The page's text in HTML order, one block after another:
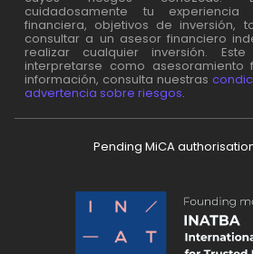
cuidadosamente tu experiencia
financiera, objetivos de inversión,
consultar a un asesor financiero
realizar cualquier inversión.
interpretarse como asesoramiento
información, consulta nuestras
advertencia sobre riesgos.
Pending MiCA